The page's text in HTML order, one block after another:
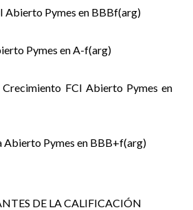
Abierto Pymes en BBBf(arg)
Pymes en A-f(arg)
FCI Abierto Pymes en
Abierto Pymes en BBB+f(arg)
DE LA CALIFICACIÓN